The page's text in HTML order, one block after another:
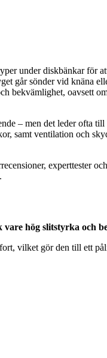
under diskbänkar för
går sönder vid knäna
bekvämlighet, oavsett
– men det leder ofta
samt ventilation och
experttester
hög slitstyrka och
vilket gör den till ett